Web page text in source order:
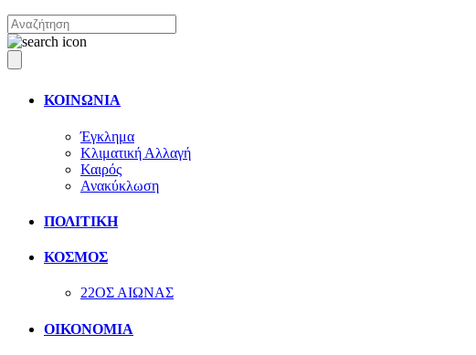
ΚΟΙΝΩΝΙΑ
Έγκλημα
Κλιματική Αλλαγή
Καιρός
Ανακύκλωση
ΠΟΛΙΤΙΚΗ
ΚΟΣΜΟΣ
22ΟΣ ΑΙΩΝΑΣ
ΟΙΚΟΝΟΜΙΑ